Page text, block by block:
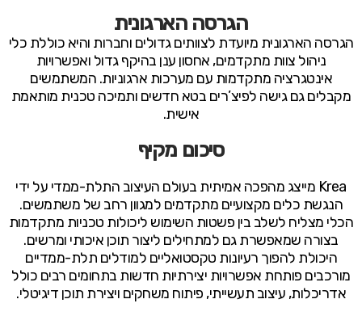
הגרסה הארגונית
הגרסה הארגונית מיועדת לצוותים גדולים וחברות והיא כוללת כלי
ניהול צוות מתקדמים, אחסון ענן בהיקף גדול ואפשרויות
אינטגרציה מתקדמות עם מערכות ארגוניות. המשתמשים
מקבלים גם גישה לפיצ’רים בטא חדשים ותמיכה טכנית מותאמת
אישית.
סיכום מקיף
Krea מייצג מהפכה אמיתית בעולם העיצוב התלת-ממדי על ידי
הנגשת כלים מקצועיים מתקדמים למגוון רחב של משתמשים.
הכלי מצליח לשלב בין פשטות השימוש ליכולות טכניות מתקדמות
בצורה שמאפשרת גם למתחילים ליצור תוכן איכותי ומרשים.
היכולת להפוך רעיונות טקסטואליים למודלים תלת-ממדיים
מורכבים פותחת אפשרויות יצירתיות חדשות בתחומים רבים כולל
אדריכלות, עיצוב תעשייתי, פיתוח משחקים ויצירת תוכן דיגיטלי.